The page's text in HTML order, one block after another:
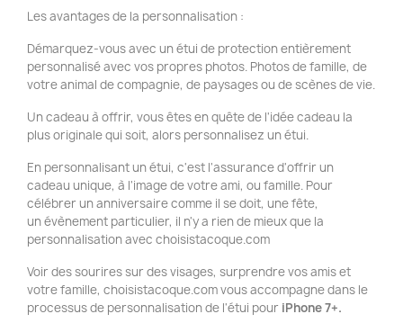
Les avantages de la personnalisation :
Démarquez-vous avec un étui de protection entièrement
personnalisé avec vos propres photos. Photos de famille, de
votre animal de compagnie, de paysages ou de scènes de vie.
Un cadeau à offrir, vous êtes en quête de l'idée cadeau la
plus originale qui soit, alors personnalisez un étui.
En personnalisant un étui, c'est l'assurance d'offrir un
cadeau unique, à l'image de votre ami, ou famille. Pour
célébrer un anniversaire comme il se doit, une fête,
un évènement particulier, il n'y a rien de mieux que la
personnalisation avec choisistacoque.com
Voir des sourires sur des visages, surprendre vos amis et
votre famille, choisistacoque.com vous accompagne dans le
processus de personnalisation de l'étui pour iPhone 7+.